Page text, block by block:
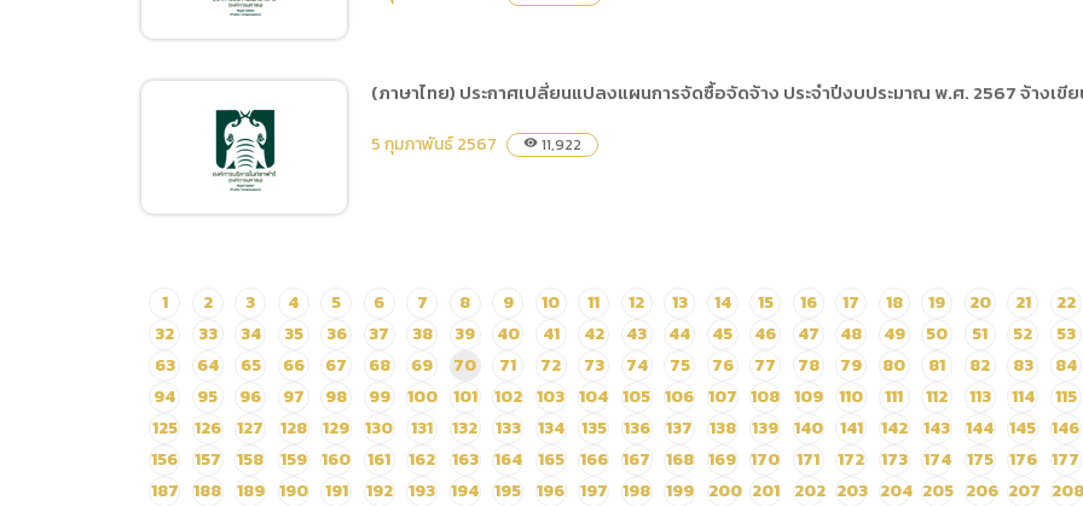
กิจกรรมวันตรุษจีนและวัน
วาเลนไทน์ ประจำปี 2567
โดยวิธีเฉพาะเจาะจง
(ภาษาไทย) ประกาศผู้ชนะ
การเสนอราคา จ้างจัด
กิจกรรมวันครบรอบ 18 ปี
เชียงใหม่ไนท์ซาฟารี
Anniversary) โดยวิธี
เฉพาะเจาะจง
(ภาษาไทย) ประกาศ
เปลี่ยนแปลงแผนการจัดซื้อ
จัดจ้าง ประจำปีงบประมาณ
พ.ศ. 2567 จ้างเขียนแบบสิ่ง
อำนวยความสะดวก
(ภาษาไทย) ประกาศเปลี่ยนแปลงแผนการจัดซื้อจัดจ้าง ประจำปีงบประมาณ พ.ศ. 2567 จ้างเขี
5 กุมภาพันธ์ 2567 visibility 11,922
1 2 3 4 5 6 7 8 9 10 11 12 13 14 15 16 17 18 19 20 21 22
32
33 34 35 36 37 38 39 40 41 42 43 44 45 46 47 48 49 50 51 52 53
63
64 65 66 67 68 69 70 71 72 73 74 75 76 77 78 79 80 81 82 83 84
94
95 96 97 98 99 100 101 102 103 104 105 106 107 108 109 110 111 112 113 114 115
125
126 127 128 129 130 131 132 133 134 135 136 137 138 139 140 141 142 143 144 145 146
156
157 158 159 160 161 162 163 164 165 166 167 168 169 170 171 172 173 174 175 176 177
187
188 189 190 191 192 193 194 195 196 197 198 199 200 201 202 203 204 205 206 207 208